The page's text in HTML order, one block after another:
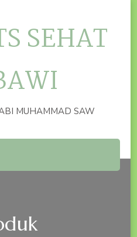
SEHAT
MUHAMMAD SAW